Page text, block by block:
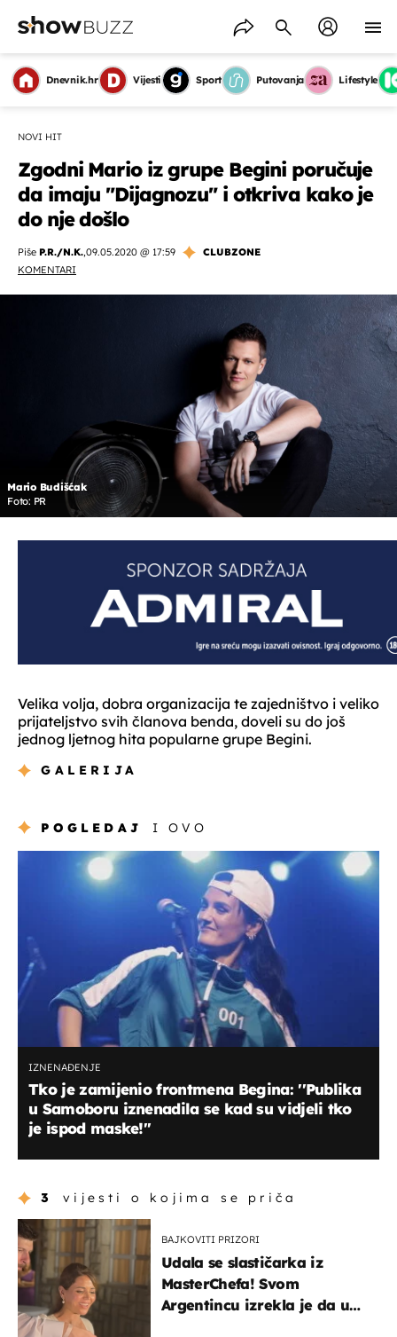
Dnevnik.hr Vijesti Sport Putovanja Lifestyle
NOVI HIT
Zgodni Mario iz grupe Begini poručuje
da imaju "Dijagnozu" i otkriva kako je
do nje došlo
Piše P.R./N.K.,09.05.2020 @ 17:59
CLUBZONE
KOMENTARI
Mario Budišćak
Foto: PR
Velika volja, dobra organizacija te zajedništvo i veliko
prijateljstvo svih članova benda, doveli su do još
jednog ljetnog hita popularne grupe Begini.
GALERIJA
POGLEDAJ I OVO
IZNENAĐENJE
Tko je zamijenio frontmena Begina: ''Publika
u Samoboru iznenadila se kad su vidjeli tko
je ispod maske!''
3 vijesti o kojima se priča
BAJKOVITI PRIZORI
Udala se slastičarka iz
MasterChefa! Svom
Argentincu izrekla je da u
OMOGUĆI OBAVIJESTI